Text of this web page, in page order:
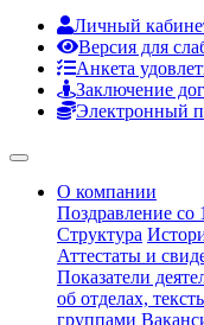
Личный
Версия для
Анкета
Заключение
Электронный
О компании
Поздравление со
Структура
Аттестаты и
Показатели
об отделах,
группами